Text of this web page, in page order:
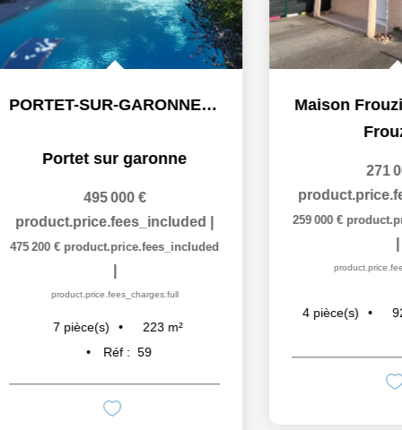
Maison Frouzins 4 pièce(s)
271 000 €
product.price.fees_included
259 000 € product.price.fees_included
|
product.price.fees_charges.full